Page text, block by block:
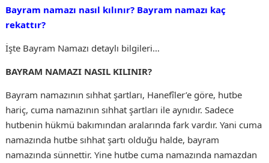
Bayram namazı nasıl kılınır? Bayram namazı kaç
rekattır?
İşte Bayram Namazı detaylı bilgileri…
BAYRAM NAMAZI NASIL KILINIR?
Bayram namazının sıhhat şartları, Hanefîler’e göre, hutbe
hariç, cuma namazının sıhhat şartları ile aynıdır. Sadece
hutbenin hükmü bakımından aralarında fark vardır. Yani cuma
namazında hutbe sıhhat şartı olduğu halde, bayram
namazında sünnettir. Yine hutbe cuma namazında namazdan